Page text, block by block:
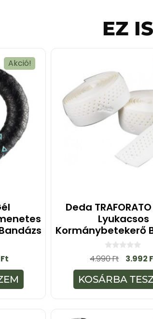
EZ
Akció!
Ft
Deda
Lyukacsos
Kormánybetekerő
0
a
z
5
-
b
4.990Ft 3.992
KOSÁRBA